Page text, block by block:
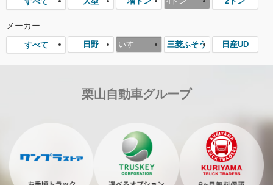
メーカー
すべて 日野 いすゞ 三菱ふそう 日産UD
栗山自動車グループ